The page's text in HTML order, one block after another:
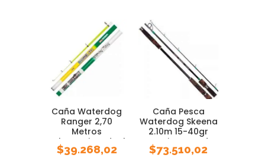
Caña Waterdog
Ranger 2,70
Metros
Telescopica Ideal
Pejerrey
$39.268,02
Caña Pesca
Waterdog Skeena
2.10m 15-40gr
Tararira Dorado
$73.510,02